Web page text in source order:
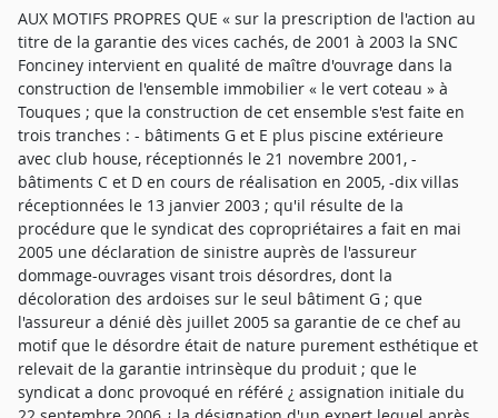
AUX MOTIFS PROPRES QUE « sur la prescription de l'action au
titre de la garantie des vices cachés, de 2001 à 2003 la SNC
Fonciney intervient en qualité de maître d'ouvrage dans la
construction de l'ensemble immobilier « le vert coteau » à
Touques ; que la construction de cet ensemble s'est faite en
trois tranches : - bâtiments G et E plus piscine extérieure
avec club house, réceptionnés le 21 novembre 2001, -
bâtiments C et D en cours de réalisation en 2005, -dix villas
réceptionnées le 13 janvier 2003 ; qu'il résulte de la
procédure que le syndicat des copropriétaires a fait en mai
2005 une déclaration de sinistre auprès de l'assureur
dommage-ouvrages visant trois désordres, dont la
décoloration des ardoises sur le seul bâtiment G ; que
l'assureur a dénié dès juillet 2005 sa garantie de ce chef au
motif que le désordre était de nature purement esthétique et
relevait de la garantie intrinsèque du produit ; que le
syndicat a donc provoqué en référé ¿ assignation initiale du